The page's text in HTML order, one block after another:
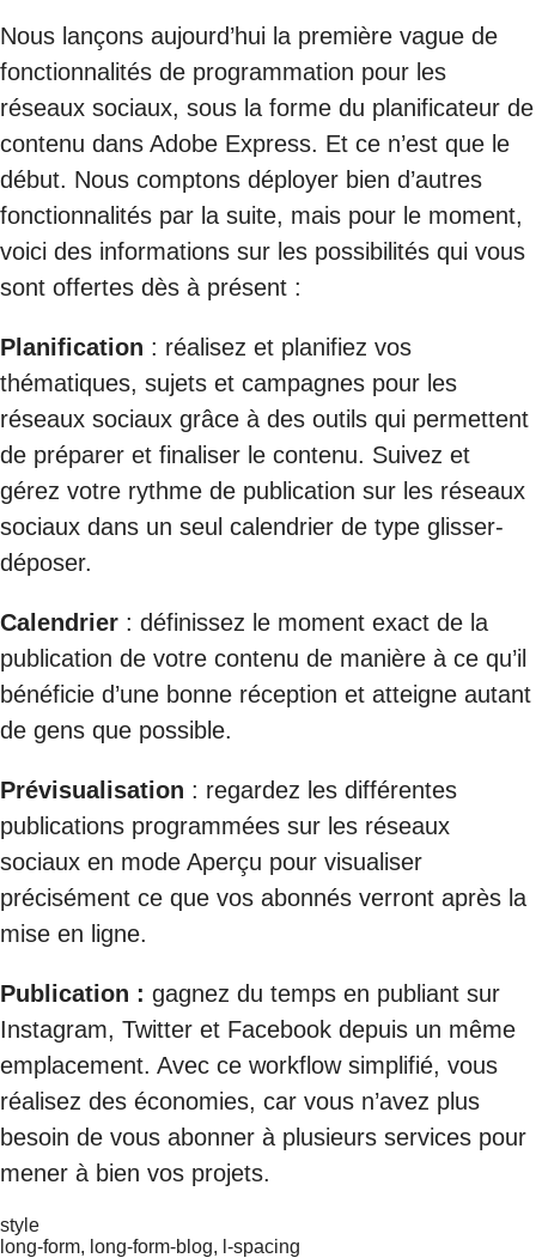
Nous lançons aujourd’hui la première vague de
fonctionnalités de programmation pour les
réseaux sociaux, sous la forme du planificateur de
contenu dans Adobe Express. Et ce n’est que le
début. Nous comptons déployer bien d’autres
fonctionnalités par la suite, mais pour le moment,
voici des informations sur les possibilités qui vous
sont offertes dès à présent :
Planification : réalisez et planifiez vos
thématiques, sujets et campagnes pour les
réseaux sociaux grâce à des outils qui permettent
de préparer et finaliser le contenu. Suivez et
gérez votre rythme de publication sur les réseaux
sociaux dans un seul calendrier de type glisser-
déposer.
Calendrier : définissez le moment exact de la
publication de votre contenu de manière à ce qu’il
bénéficie d’une bonne réception et atteigne autant
de gens que possible.
Prévisualisation : regardez les différentes
publications programmées sur les réseaux
sociaux en mode Aperçu pour visualiser
précisément ce que vos abonnés verront après la
mise en ligne.
Publication : gagnez du temps en publiant sur
Instagram, Twitter et Facebook depuis un même
emplacement. Avec ce workflow simplifié, vous
réalisez des économies, car vous n’avez plus
besoin de vous abonner à plusieurs services pour
mener à bien vos projets.
style
long-form, long-form-blog, l-spacing